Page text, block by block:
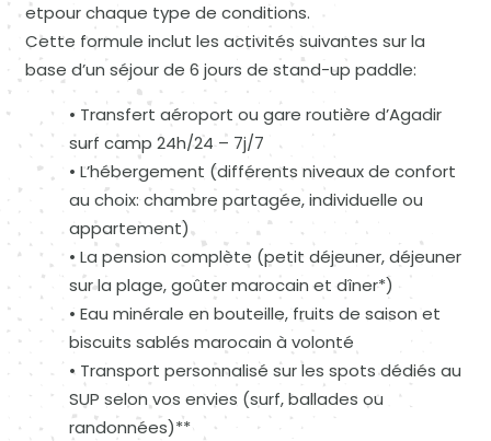
etpour chaque type de conditions.
Cette formule inclut les activités suivantes sur la
base d’un séjour de 6 jours de stand-up paddle:
• Transfert aéroport ou gare routière d’Agadir
surf camp 24h/24 – 7j/7
• L’hébergement (différents niveaux de confort
au choix: chambre partagée, individuelle ou
appartement)
• La pension complète (petit déjeuner, déjeuner
sur la plage, goûter marocain et dîner*)
• Eau minérale en bouteille, fruits de saison et
biscuits sablés marocain à volonté
• Transport personnalisé sur les spots dédiés au
SUP selon vos envies (surf, ballades ou
randonnées)**